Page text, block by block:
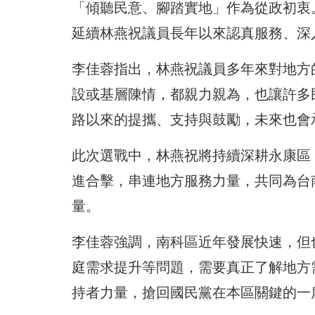
「傾聽民意、腳踏實地」作為從政初
延續林燕祝議員長年以來認真服務、
李佳蓉指出，林燕祝議員多年來對地
設或基層陳情，都親力親為，也讓許
路以來的提攜、支持與鼓勵，未來也
此次選戰中，林燕祝將持續深耕永康
進合擊，串連地方服務力量，共同為
量。
李佳蓉強調，南科區近年發展快速，
庭需求提升等問題，需要真正了解地
持者力量，搶回國民黨在本區關鍵的